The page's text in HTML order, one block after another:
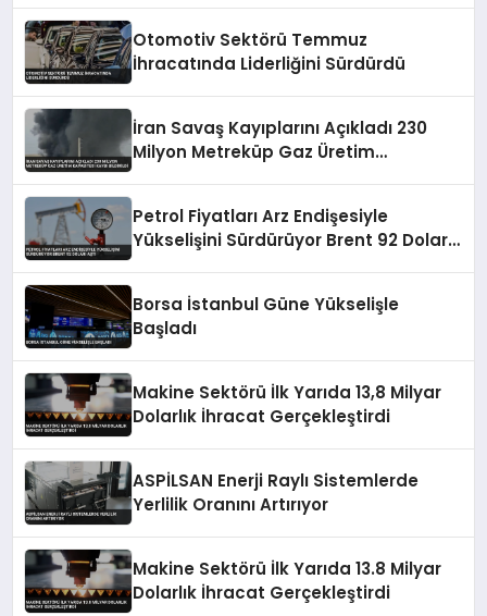
Otomotiv Sektörü Temmuz
İhracatında Liderliğini Sürdürdü
İran Savaş Kayıplarını Açıkladı 230
Milyon Metreküp Gaz Üretim
Petrol Fiyatları Arz Endişesiyle
Yükselişini Sürdürüyor Brent 92 Doları
Borsa İstanbul Güne Yükselişle
Başladı
Makine Sektörü İlk Yarıda 13,8 Milyar
Dolarlık İhracat Gerçekleştirdi
ASPİLSAN Enerji Raylı Sistemlerde
Yerlilik Oranını Artırıyor
Makine Sektörü İlk Yarıda 13.8 Milyar
Dolarlık İhracat Gerçekleştirdi